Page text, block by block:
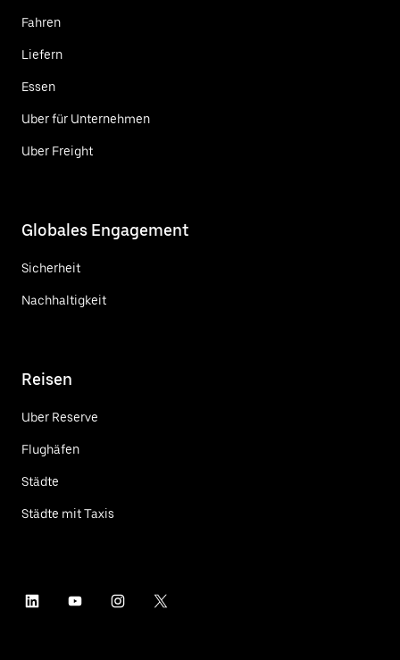
Fahren
Liefern
Essen
Uber für Unternehmen
Uber Freight
Globales Engagement
Sicherheit
Nachhaltigkeit
Reisen
Uber Reserve
Flughäfen
Städte
Städte mit Taxis